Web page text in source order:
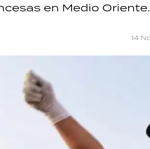
en Medio Oriente.
14